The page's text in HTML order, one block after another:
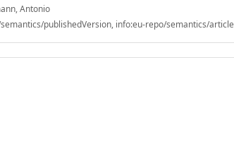
Antonio
publishedVersion, info:eu-repo/semantics/article